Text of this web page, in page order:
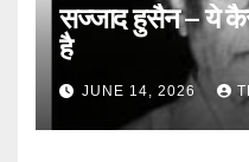
सज्जाद हुसैन – ये
है
JUNE 14, 2026